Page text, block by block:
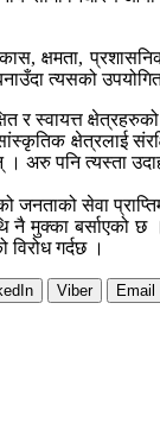
क्षमता,
त्यसको
र स्वायत्त
क्षेत्रलाई
अरु पनि त्यस्ता
जनताको सेवा
नै मुक्का बर्साएको
गर्दछ ।
Viber Email